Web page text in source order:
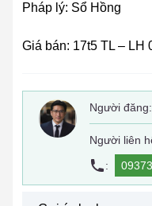
Pháp lý: Sổ Hồng
Giá bán: 17t5 TL – LH
Người đăng:
Người liên
: